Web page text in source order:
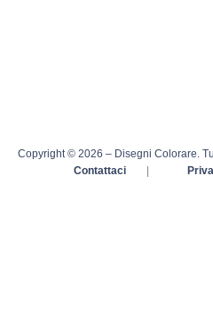
Copyright © 2026 – Disegni Colorare.
Contattaci
|